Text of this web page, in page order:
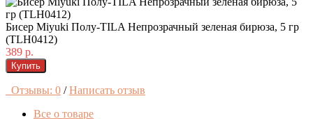
Бисер Miyuki Полу-TILA Непрозрачный зеленая бирюза, 5 гр
(TLH0412)
389 р.
Купить
Отзывы: 0 / Написать отзыв
Все о товаре